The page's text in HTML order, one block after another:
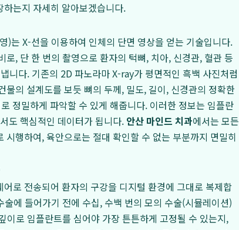
는지 자세히 알아보겠습니다.
X-선을 이용하여 인체의 단면 영상을 얻는 기술입니다.
, 단 한 번의 촬영으로 환자의 턱뼈, 치아, 신경관, 혈관 등
니다. 기존의 2D 파노라마 X-ray가 평면적인 흑백 사진처럼
의 설계도를 보듯 뼈의 두께, 밀도, 길이, 신경관의 정확한
정밀하게 파악할 수 있게 해줍니다. 이러한 정보는 임플란
도 핵심적인 데이터가 됩니다. 안산 마인드 치과에서는 모든
행하여, 육안으로는 절대 확인할 수 없는 부분까지 면밀히
로 전송되어 환자의 구강을 디지털 환경에 그대로 복제합
에 들어가기 전에 수십, 수백 번의 모의 수술(시뮬레이션)
이로 임플란트를 심어야 가장 튼튼하게 고정될 수 있는지,